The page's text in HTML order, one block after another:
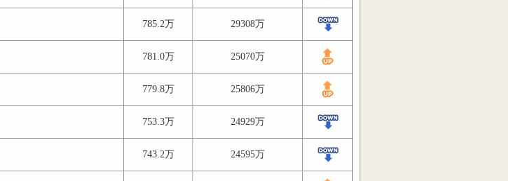
785.2万 29308万
781.0万 25070万
779.8万 25806万
753.3万 24929万
743.2万 24595万